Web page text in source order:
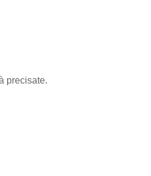
precisate.